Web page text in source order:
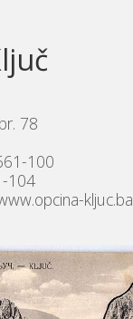
78
100
104
kljuc.ba